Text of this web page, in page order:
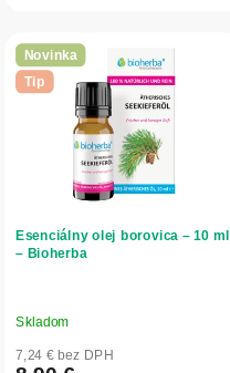
Novinka
Tip
Esenciálny olej borovica – 10 ml
– Bioherba
Skladom
7,24 € bez DPH